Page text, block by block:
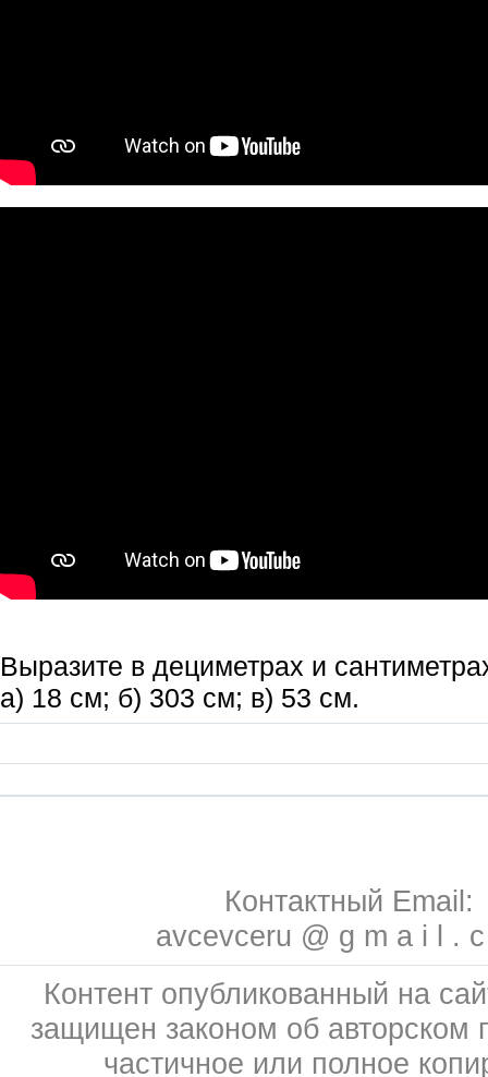
Выразите в дециметрах и
а) 18 см; б) 303 см; в) 53 см.
Контактный Email:
avcevceru @ g m a i l .
Контент опубликованный на
защищен законом об авторском
частичное или полное